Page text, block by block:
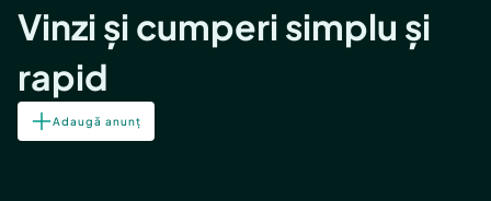
Vinzi și cumperi simplu și
rapid
Adaugă anunț